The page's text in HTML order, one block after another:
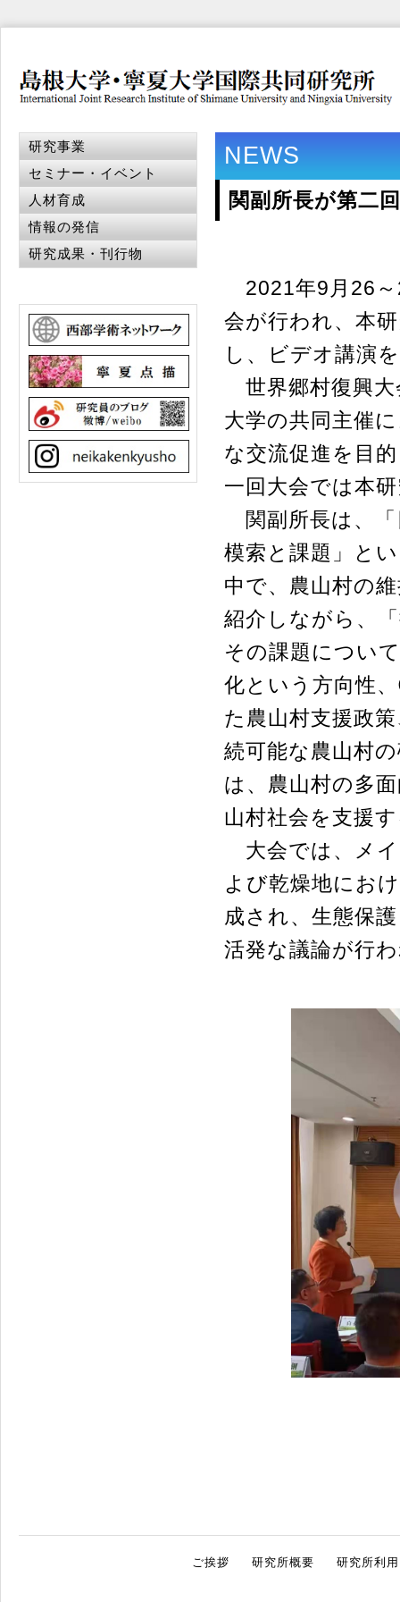
NEWS
関副所長が第二
2021年9月26～
会が行われ、本
し、ビデオ講演
世界郷村復興大
大学の共同主催
な交流促進を目
一回大会では本
関副所長は、「
模索と課題」と
中で、農山村の
紹介しながら、
その課題につい
化という方向性
た農山村支援政
続可能な農山村
は、農山村の多
山村社会を支援
大会では、メイ
よび乾燥地にお
成され、生態保
活発な議論が行
研究事業
セミナー・イベント
人材育成
情報の発信
研究成果・刊行物
ご挨拶 研究所概要 研究所利